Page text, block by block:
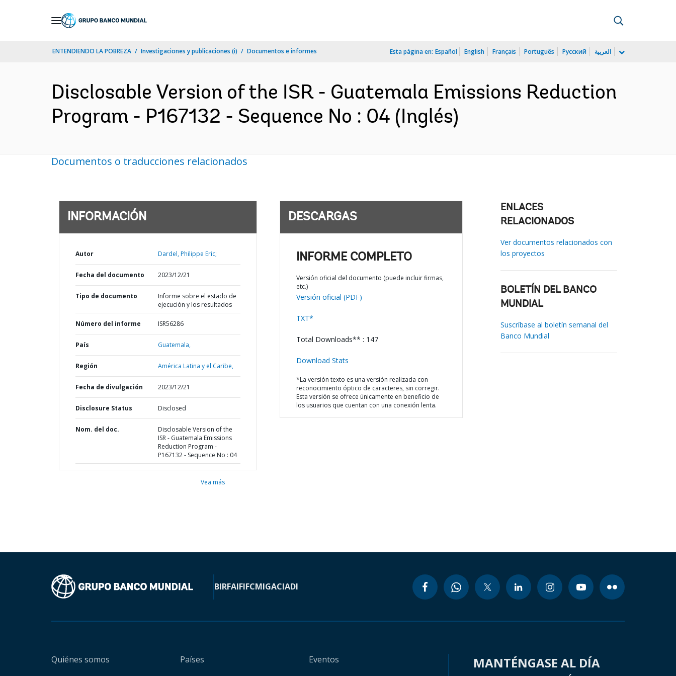
ENTENDIENDO LA POBREZA Investigaciones y publicaciones (i) Documentos e informes Esta página en: Español English Français Português Русский العربية
Disclosable Version of the ISR - Guatemala Emissions Reduction
Program - P167132 - Sequence No : 04 (Inglés)
Documentos o traducciones relacionados
INFORMACIÓN
Autor Dardel, Philippe Eric;
Fecha del documento 2023/12/21
Tipo de documento
Informe sobre el estado de
ejecución y los resultados
Número del informe ISR56286
País Guatemala,
Región América Latina y el Caribe,
Fecha de divulgación 2023/12/21
Disclosure Status Disclosed
Nom. del doc.
Disclosable Version of the
ISR - Guatemala Emissions
Reduction Program -
P167132 - Sequence No : 04
Vea más
DESCARGAS
INFORME COMPLETO
Versión oficial del documento (puede incluir firmas,
etc.)
Versión oficial (PDF)
TXT*
Total Downloads** : 147
Download Stats
*La versión texto es una versión realizada con
reconocimiento óptico de caracteres, sin corregir.
Esta versión se ofrece únicamente en beneficio de
los usuarios que cuentan con una conexión lenta.
ENLACES
RELACIONADOS
Ver documentos relacionados con
los proyectos
BOLETÍN DEL BANCO
MUNDIAL
Suscríbase al boletín semanal del
Banco Mundial
BIRFAIFIFCMIGACIADI
Quiénes somos
Países
Eventos
MANTÉNGASE AL DÍA